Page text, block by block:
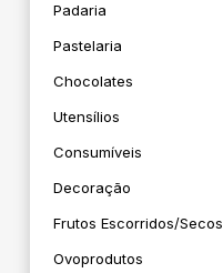
Padaria
Pastelaria
Chocolates
Utensílios
Consumíveis
Decoração
Frutos Escorridos/secos
Ovoprodutos